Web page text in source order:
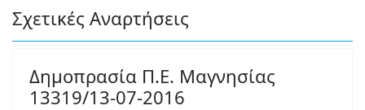
Σχετικές Αναρτήσεις
Δημοπρασία Π.Ε. Μαγνησίας
13319/13-07-2016